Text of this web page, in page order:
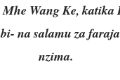
Wang Ke,
na salamu za
nzima.